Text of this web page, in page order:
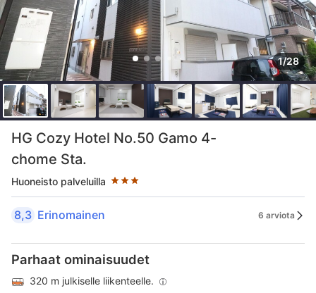
1/28
HG Cozy Hotel No.50 Gamo 4-
chome Sta.
Huoneisto palveluilla
Tähtiluokitus 3 tähteä
8,3 Erinomainen 6 arviota
Parhaat ominaisuudet
320 m julkiselle liikenteelle.